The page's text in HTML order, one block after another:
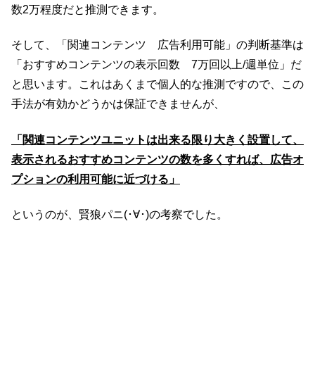
数2万程度だと推測できます。
そして、「関連コンテンツ 広告利用可能」の判断基準は
「おすすめコンテンツの表示回数 7万回以上/週単位」だ
と思います。これはあくまで個人的な推測ですので、この
手法が有効かどうかは保証できませんが、
「関連コンテンツユニットは出来る限り大きく設置して、
表示されるおすすめコンテンツの数を多くすれば、広告オ
プションの利用可能に近づける」
というのが、賢狼パニ(･∀･)の考察でした。